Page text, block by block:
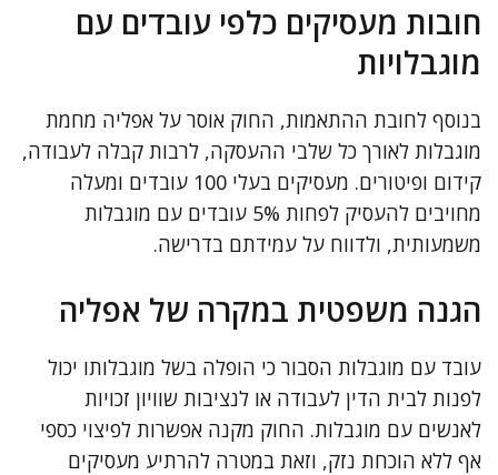
חובות מעסיקים כלפי עובדים עם
מוגבלויות
בנוסף לחובת ההתאמות, החוק אוסר על אפליה מחמת
מוגבלות לאורך כל שלבי ההעסקה, לרבות קבלה לעבודה,
קידום ופיטורים. מעסיקים בעלי 100 עובדים ומעלה
מחויבים להעסיק לפחות 5% עובדים עם מוגבלות
משמעותית, ולדווח על עמידתם בדרישה.
הגנה משפטית במקרה של אפליה
עובד עם מוגבלות הסבור כי הופלה בשל מוגבלותו יכול
לפנות לבית הדין לעבודה או לנציבות שוויון זכויות
לאנשים עם מוגבלות. החוק מקנה אפשרות לפיצוי כספי
אף ללא הוכחת נזק, וזאת במטרה להרתיע מעסיקים